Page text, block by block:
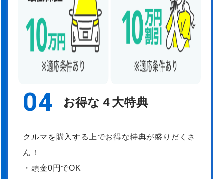
04 お得な４大特典
クルマを購入する上でお得な特典が盛りだくさ
ん！
・頭金0円でOK